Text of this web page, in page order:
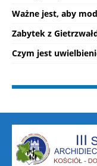
Ważne jest, aby
Zabytek z
Czym jest